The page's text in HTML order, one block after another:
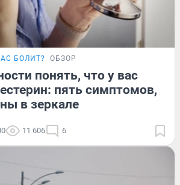
БОЛИТ? ОБЗОР
понять, что у вас
пять симптомов,
в зеркале
11 606 6